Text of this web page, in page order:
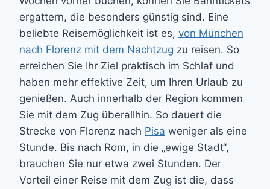
ergattern, die besonders günstig sind. Eine
beliebte Reisemöglichkeit ist es, von München
nach Florenz mit dem Nachtzug zu reisen. So
erreichen Sie Ihr Ziel praktisch im Schlaf und
haben mehr effektive Zeit, um Ihren Urlaub zu
genießen. Auch innerhalb der Region kommen
Sie mit dem Zug überallhin. So dauert die
Strecke von Florenz nach Pisa weniger als eine
Stunde. Bis nach Rom, in die „ewige Stadt“,
brauchen Sie nur etwa zwei Stunden. Der
Vorteil einer Reise mit dem Zug ist die, dass